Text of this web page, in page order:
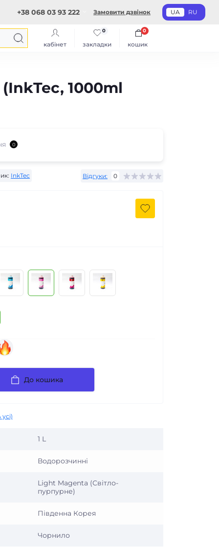
+38 068 03 93 222 Замовити дзвінок UA RU
кабінет закладки
0
кошик
0
1000ml
0
InkTec Відгуки: 0
До кошика
1 L
Водорозчинні
Light Magenta (Світло-
пурпурне)
Південна Корея
Чорнило